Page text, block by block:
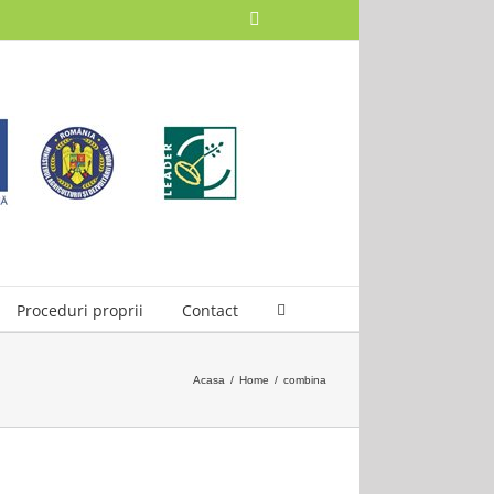
Proceduri proprii Contact
Acasa / Home / combina